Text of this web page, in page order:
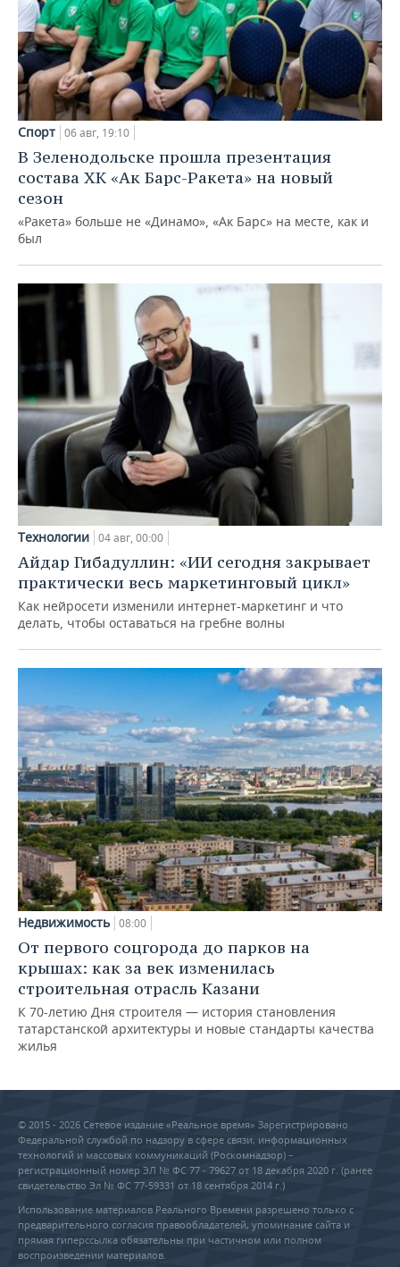
Спорт 06 авг, 19:10
В Зеленодольске прошла презентация
состава ХК «Ак Барс-Ракета» на новый
сезон
«Ракета» больше не «Динамо», «Ак Барс» на месте, как и
был
Технологии 04 авг, 00:00
Айдар Гибадуллин: «ИИ сегодня закрывает
практически весь маркетинговый цикл»
Как нейросети изменили интернет-маркетинг и что
делать, чтобы оставаться на гребне волны
Недвижимость 08:00
От первого соцгорода до парков на
крышах: как за век изменилась
строительная отрасль Казани
К 70-летию Дня строителя — история становления
татарстанской архитектуры и новые стандарты качества
жилья
© 2015 - 2026 Сетевое издание «Реальное время» Зарегистрировано
Федеральной службой по надзору в сфере связи, информационных
технологий и массовых коммуникаций (Роскомнадзор) –
регистрационный номер ЭЛ № ФС 77 - 79627 от 18 декабря 2020 г. (ранее
свидетельство Эл № ФС 77-59331 от 18 сентября 2014 г.)
Использование материалов Реального Времени разрешено только с
предварительного согласия правообладателей, упоминание сайта и
прямая гиперссылка обязательны при частичном или полном
воспроизведении материалов.